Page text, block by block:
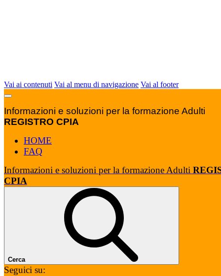
Vai ai contenuti Vai al menu di navigazione Vai al footer
Informazioni e soluzioni per la formazione Adulti
REGISTRO CPIA
HOME
FAQ
Informazioni e soluzioni per la formazione Adulti
CPIA
Cerca
Seguici su: